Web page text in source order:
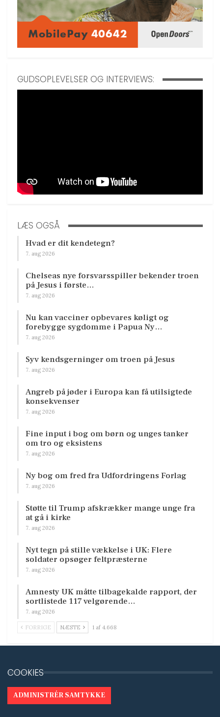
GUDSOPLEVELSER OG INTERVIEWS:
LÆS OGSÅ
Hvad er dit kendetegn?
7. aug 2026
Chelseas nye forsvarsspiller bekender troen
på Jesus i første…
7. aug 2026
Nu kan vacciner opbevares køligt og
forebygge sygdomme i Papua Ny…
7. aug 2026
Syv kendsgerninger om troen på Jesus
7. aug 2026
Angreb på jøder i Europa kan få utilsigtede
konsekvenser
7. aug 2026
Fine input i bog om børn og unges tanker
om tro og eksistens
7. aug 2026
Ny bog om fred fra Udfordringens Forlag
7. aug 2026
Støtte til Trump afskrækker mange unge fra
at gå i kirke
7. aug 2026
Nyt tegn på stille vækkelse i UK: Flere
soldater opsøger feltpræsterne
7. aug 2026
Amnesty UK måtte tilbagekalde rapport, der
sortlistede 117 velgørende…
7. aug 2026
FORRIGE NÆSTE 1 af 4.668
COOKIES
ADMINISTRÉR SAMTYKKE